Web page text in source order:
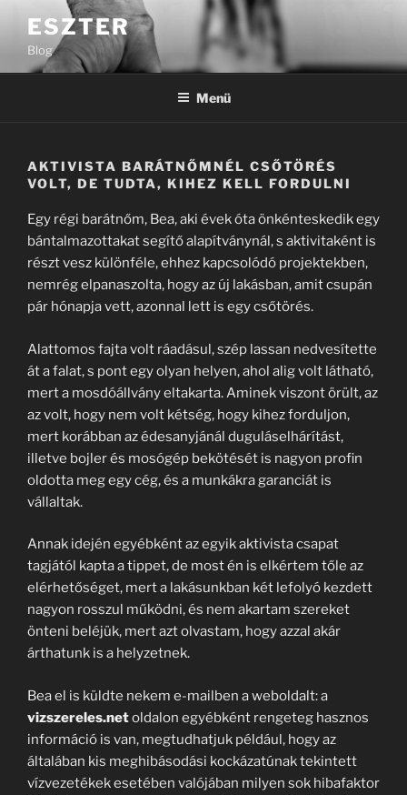
Tartalomhoz
ESZTER
Blog
Menü
AKTIVISTA BARÁTNŐMNÉL CSŐTÖRÉS
VOLT, DE TUDTA, KIHEZ KELL FORDULNI
Egy régi barátnőm, Bea, aki évek óta önkénteskedik egy
bántalmazottakat segítő alapítványnál, s aktivitaként is
részt vesz különféle, ehhez kapcsolódó projektekben,
nemrég elpanaszolta, hogy az új lakásban, amit csupán
pár hónapja vett, azonnal lett is egy csőtörés.
Alattomos fajta volt ráadásul, szép lassan nedvesítette
át a falat, s pont egy olyan helyen, ahol alig volt látható,
mert a mosdóállvány eltakarta. Aminek viszont örült, az
az volt, hogy nem volt kétség, hogy kihez forduljon,
mert korábban az édesanyjánál duguláselhárítást,
illetve bojler és mosógép bekötését is nagyon profin
oldotta meg egy cég, és a munkákra garanciát is
vállaltak.
Annak idején egyébként az egyik aktivista csapat
tagjától kapta a tippet, de most én is elkértem tőle az
elérhetőséget, mert a lakásunkban két lefolyó kezdett
nagyon rosszul működni, és nem akartam szereket
önteni beléjük, mert azt olvastam, hogy azzal akár
árthatunk is a helyzetnek.
Bea el is küldte nekem e-mailben a weboldalt: a
vizszereles.netoldalon egyébként rengeteg hasznos
információ is van, megtudhatjuk például, hogy az
általában kis meghibásodási kockázatúnak tekintett
vízvezetékek esetében valójában milyen sok hibafaktor